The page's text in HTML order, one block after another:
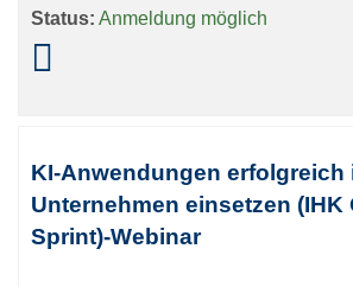
Status: Anmeldung möglich
KI-Anwendungen erfolgreich
Unternehmen einsetzen (IHK
Sprint)-Webinar